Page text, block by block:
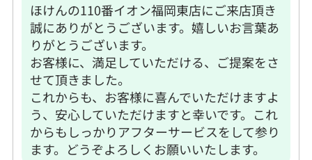
ほけんの110番イオン福岡東店にご来店頂き
誠にありがとうございます。嬉しいお言葉あ
りがとうございます。
お客様に、満足していただける、ご提案をさ
せて頂きました。
これからも、お客様に喜んでいただけますよ
う、安心していただけますと幸いです。これ
からもしっかりアフターサービスをして参り
ます。どうぞよろしくお願いいたします。